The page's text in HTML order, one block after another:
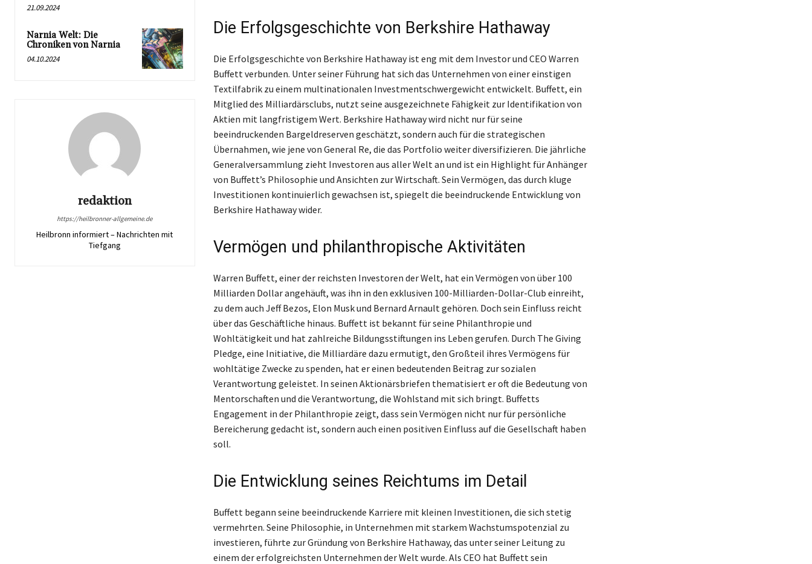
21.09.2024
Narnia Welt: Die
Chroniken von Narnia
04.10.2024
redaktion
https://heilbronner-allgemeine.de
Heilbronn informiert – Nachrichten mit
Tiefgang
Die Erfolgsgeschichte von Berkshire Hathaway
Die Erfolgsgeschichte von Berkshire Hathaway ist eng mit dem Investor und CEO Warren
Buffett verbunden. Unter seiner Führung hat sich das Unternehmen von einer einstigen
Textilfabrik zu einem multinationalen Investmentschwergewicht entwickelt. Buffett, ein
Mitglied des Milliardärsclubs, nutzt seine ausgezeichnete Fähigkeit zur Identifikation von
Aktien mit langfristigem Wert. Berkshire Hathaway wird nicht nur für seine
beeindruckenden Bargeldreserven geschätzt, sondern auch für die strategischen
Übernahmen, wie jene von General Re, die das Portfolio weiter diversifizieren. Die jährliche
Generalversammlung zieht Investoren aus aller Welt an und ist ein Highlight für Anhänger
von Buffett’s Philosophie und Ansichten zur Wirtschaft. Sein Vermögen, das durch kluge
Investitionen kontinuierlich gewachsen ist, spiegelt die beeindruckende Entwicklung von
Berkshire Hathaway wider.
Vermögen und philanthropische Aktivitäten
Warren Buffett, einer der reichsten Investoren der Welt, hat ein Vermögen von über 100
Milliarden Dollar angehäuft, was ihn in den exklusiven 100-Milliarden-Dollar-Club einreiht,
zu dem auch Jeff Bezos, Elon Musk und Bernard Arnault gehören. Doch sein Einfluss reicht
über das Geschäftliche hinaus. Buffett ist bekannt für seine Philanthropie und
Wohltätigkeit und hat zahlreiche Bildungsstiftungen ins Leben gerufen. Durch The Giving
Pledge, eine Initiative, die Milliardäre dazu ermutigt, den Großteil ihres Vermögens für
wohltätige Zwecke zu spenden, hat er einen bedeutenden Beitrag zur sozialen
Verantwortung geleistet. In seinen Aktionärsbriefen thematisiert er oft die Bedeutung von
Mentorschaften und die Verantwortung, die Wohlstand mit sich bringt. Buffetts
Engagement in der Philanthropie zeigt, dass sein Vermögen nicht nur für persönliche
Bereicherung gedacht ist, sondern auch einen positiven Einfluss auf die Gesellschaft haben
soll.
Die Entwicklung seines Reichtums im Detail
Buffett begann seine beeindruckende Karriere mit kleinen Investitionen, die sich stetig
vermehrten. Seine Philosophie, in Unternehmen mit starkem Wachstumspotenzial zu
investieren, führte zur Gründung von Berkshire Hathaway, das unter seiner Leitung zu
einem der erfolgreichsten Unternehmen der Welt wurde. Als CEO hat Buffett sein